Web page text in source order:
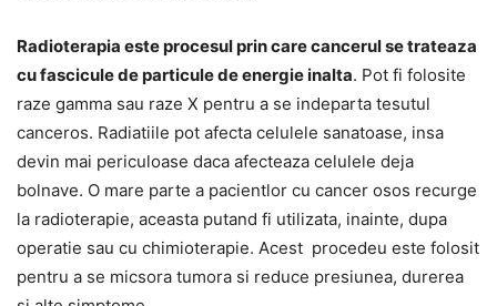
Radioterapia este procesul prin care cancerul se trateaza
cu fascicule de particule de energie inalta. Pot fi folosite
raze gamma sau raze X pentru a se indeparta tesutul
canceros. Radiatiile pot afecta celulele sanatoase, insa
devin mai periculoase daca afecteaza celulele deja
bolnave. O mare parte a pacientlor cu cancer osos recurge
la radioterapie, aceasta putand fi utilizata, inainte, dupa
operatie sau cu chimioterapie. Acest procedeu este folosit
pentru a se micsora tumora si reduce presiunea, durerea